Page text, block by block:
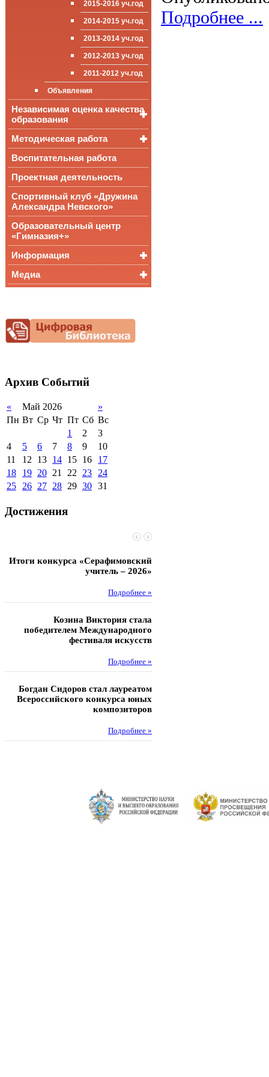
ООП СОО
школа»
приёма (перевода)
поддержки обучающихся
Международное
сотрудничество
Организация питания в
образовательной
организации
Достижения
2015-2016 уч.год
2014-2015 уч.год
2013-2014 уч.год
2012-2013 уч.год
2011-2012 уч.год
Объявления
Независимая оценка качества
образования
Независимая оценка
качества подготовки
обучающихся
Всероссийские
проверочные
работы
Всероссийская
олимпиада
мониторинг системы
образования
Методическая работа
Уроки, мероприятия
Публикации
Материалы
педагогического форума
Воспитательная работа
Проектная деятельность
Спортивный клуб «Дружина
Александра Невского»
Образовательный центр
«Гимназия+»
Информация
Снижение
документационной
нагрузки
Медиа
Архив Событий
« Май 2026
»
Пн Вт Ср Чт Пт Сб Вс
1
2
3
4
5 6 7 8 9
10
11
12 13 14 15 16
17
18
19 20 21 22 23 24
25 26 27 28 29 30 31
Достижения
Итоги конкурса «Серафимовский
учитель – 2026»
Подробнее »
Козина Виктория стала
победителем Международного
фестиваля искусств
Подробнее »
Богдан Сидоров стал лауреатом
Всероссийского конкурса юных
композиторов
Подробнее »
Подробнее ...